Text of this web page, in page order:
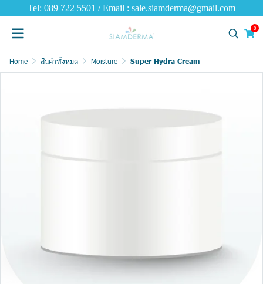
Tel: 089 722 5501 / Email : sale.siamderma@gmail.com
0
Home สินค้าทั้งหมด Moisture Super Hydra Cream